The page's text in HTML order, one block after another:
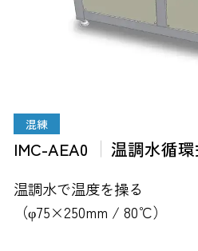
混練
IMC-AEA0 温調水循
温調水で温度を操る
（φ75×250mm / 80℃）